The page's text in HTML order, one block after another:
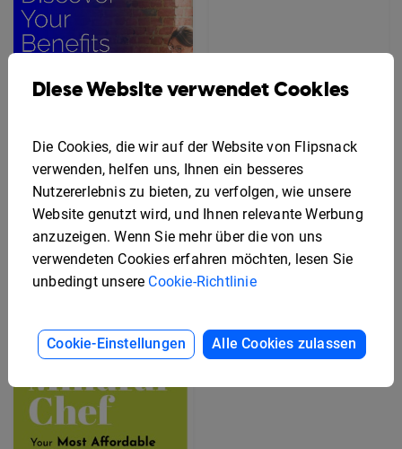
Editierbare Flyer-
Vorlage für
Mitarbeiterleistungen
Design-Vorlage
Diese Website verwendet Cookies
Die Cookies, die wir auf der Website von Flipsnack
verwenden, helfen uns, Ihnen ein besseres
Nutzererlebnis zu bieten, zu verfolgen, wie unsere
Website genutzt wird, und Ihnen relevante Werbung
anzuzeigen. Wenn Sie mehr über die von uns
verwendeten Cookies erfahren möchten, lesen Sie
unbedingt unsere Cookie-Richtlinie
Cookie-Einstellungen Alle Cookies zulassen